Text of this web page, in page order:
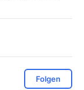
Folgen